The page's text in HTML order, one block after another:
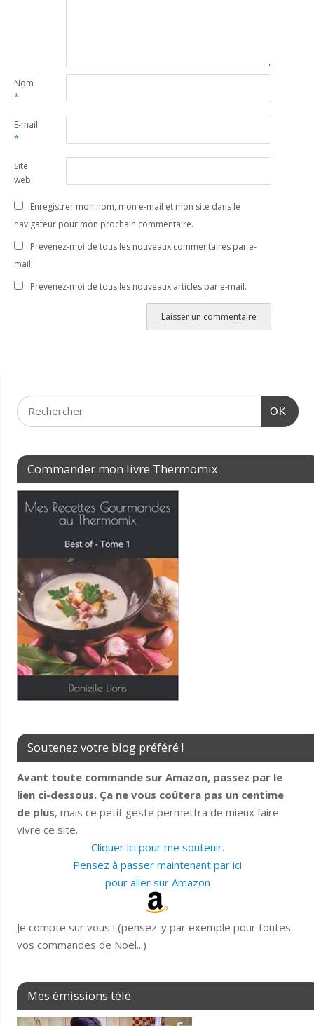
Nom
*
E-mail
*
Site
web
Enregistrer mon nom, mon e-mail et mon site dans le
navigateur pour mon prochain commentaire.
Prévenez-moi de tous les nouveaux commentaires par e-
mail.
Prévenez-moi de tous les nouveaux articles par e-mail.
OK
Commander mon livre Thermomix
Soutenez votre blog préféré !
Avant toute commande sur Amazon, passez par le
lien ci-dessous. Ça ne vous coûtera pas un centime
de plus, mais ce petit geste permettra de mieux faire
vivre ce site.
Cliquer ici pour me soutenir.
Pensez à passer maintenant par ici
pour aller sur Amazon
Je compte sur vous ! (pensez-y par exemple pour toutes
vos commandes de Noël...)
Mes émissions télé